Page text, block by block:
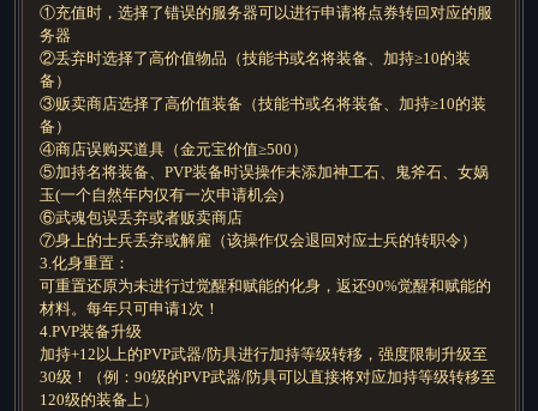
①充值时，选择了错误的服务器可以进行申请将点券转回对应的服
务器
②丢弃时选择了高价值物品（技能书或名将装备、加持≥10的装
备）
③贩卖商店选择了高价值装备（技能书或名将装备、加持≥10的装
备）
④商店误购买道具（金元宝价值≥500）
⑤加持名将装备、PVP装备时误操作未添加神工石、鬼斧石、女娲
玉(一个自然年内仅有一次申请机会)
⑥武魂包误丢弃或者贩卖商店
⑦身上的士兵丢弃或解雇（该操作仅会退回对应士兵的转职令）
3.化身重置：
可重置还原为未进行过觉醒和赋能的化身，返还90%觉醒和赋能的
材料。每年只可申请1次！
4.PVP装备升级
加持+12以上的PVP武器/防具进行加持等级转移，强度限制升级至
30级！（例：90级的PVP武器/防具可以直接将对应加持等级转移至
120级的装备上）